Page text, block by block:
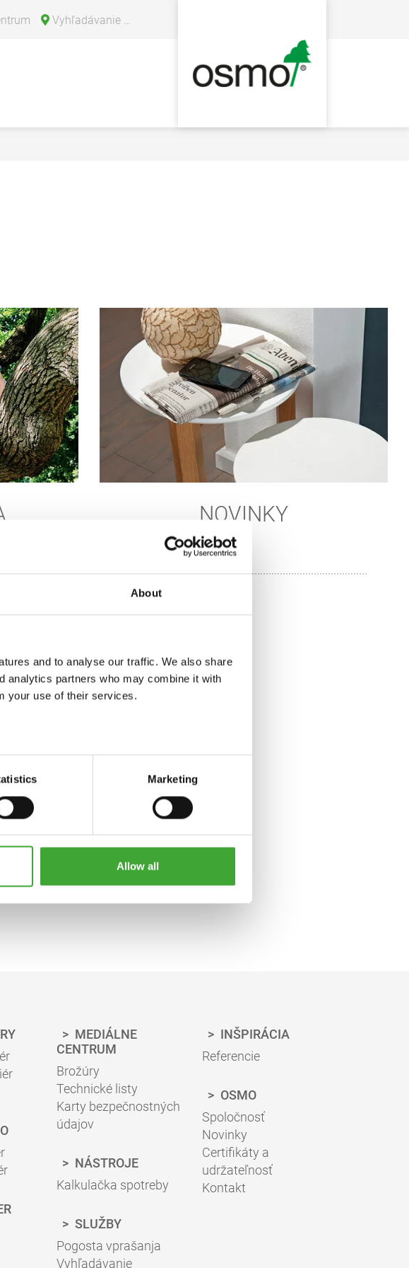
About
and to analyse our traffic. We also share
analytics partners who may combine it with
your use of their services.
Marketing
Allow all
Vyhľadávanie predajcov
NOVINKY
MEDIÁLNE
CENTRUM
Brožúry
Technické listy
Karty bezpečnostných
údajov
NÁSTROJE
Kalkulačka spotreby
SLUŽBY
Pogosta vprašanja
Vyhľadávanie
INŠPIRÁCIA
Referencie
OSMO
Spoločnosť
Novinky
Certifikáty a
udržateľnosť
Kontakt